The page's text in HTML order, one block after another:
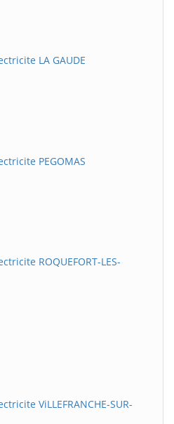
LA GAUDE
PEGOMAS
ROQUEFORT-LES-
ViLLEFRANCHE-SUR-